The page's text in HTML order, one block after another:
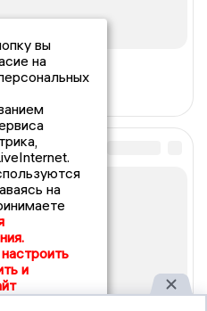
вы
на
на
настроить
и